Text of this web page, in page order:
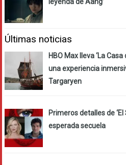
Últimas noticias
HBO Max lleva ‘La
una experiencia
Targaryen
Primeros detalles de
esperada secuela